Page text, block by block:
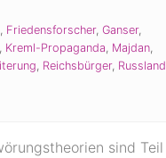
Friedensforscher, Ganser,
Kreml-Propaganda Majdan
Reichsbürger, Russland
sind Teil